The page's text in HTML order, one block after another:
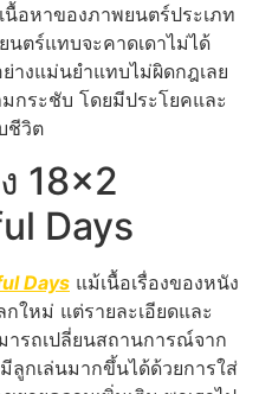
อหาของภาพยนตร์ประเภท
ตร์แทบจะคาดเดาไม่ได้
างแม่นยำแทบไม่ผิดกฎเลย
กระชับ โดยมีประโยคและ
ชีวิต
18×2
Days
Days แม้เนื้อเรื่องของหนัง
ใหม่ แต่รายละเอียดและ
ารถเปลี่ยนสถานการณ์จาก
ลูกเล่นมากขึ้นได้ด้วยการใส่